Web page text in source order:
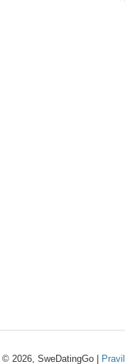
© 2026, SweDatingGo |